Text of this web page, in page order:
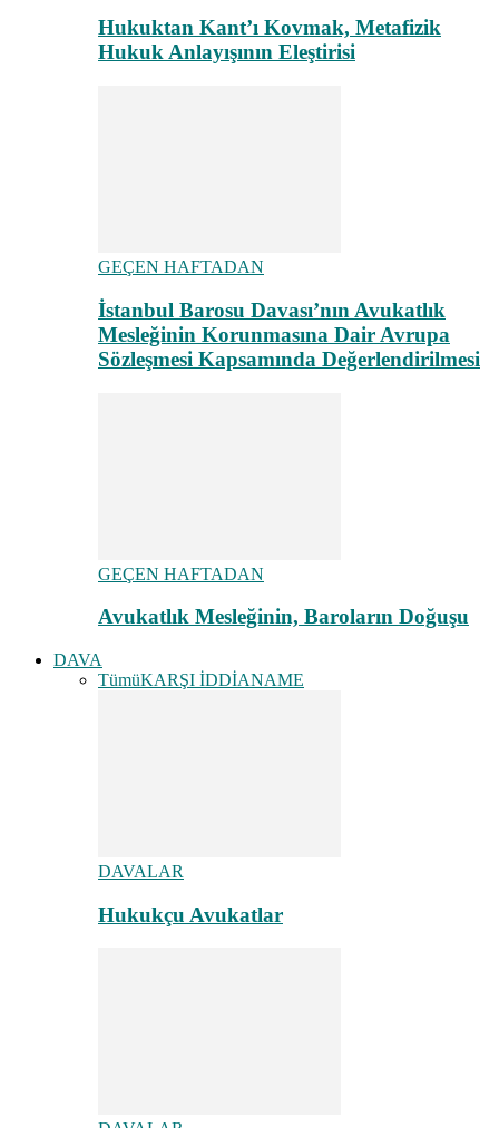
Hukuktan Kant’ı Kovmak, Metafizik
Hukuk Anlayışının Eleştirisi
GEÇEN HAFTADAN
İstanbul Barosu Davası’nın Avukatlık
Mesleğinin Korunmasına Dair Avrupa
Sözleşmesi Kapsamında Değerlendirilmesi
GEÇEN HAFTADAN
Avukatlık Mesleğinin, Baroların Doğuşu
DAVA
TümüKARŞI İDDİANAME
DAVALAR
Hukukçu Avukatlar